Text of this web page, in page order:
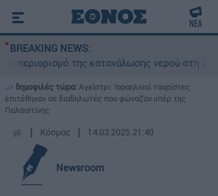
BREAKING NEWS:
της κατανάλωσης νερού στη
δημοφιλές τώρα: Αγκίστρι: Ισραηλινοί τουρίστες
επιτέθηκαν σε διαδηλωτές που φώναζαν υπέρ της
Παλαιστίνης
┋ Κόσμος ┋ 14.03.2025 21:40
Newsroom